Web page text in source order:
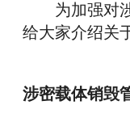
为加强对
给大家介绍关
涉密载体销毁